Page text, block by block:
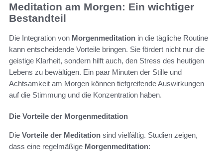
Meditation am Morgen: Ein wichtiger
Bestandteil
Die Integration von Morgenmeditation in die tägliche Routine
kann entscheidende Vorteile bringen. Sie fördert nicht nur die
geistige Klarheit, sondern hilft auch, den Stress des heutigen
Lebens zu bewältigen. Ein paar Minuten der Stille und
Achtsamkeit am Morgen können tiefgreifende Auswirkungen
auf die Stimmung und die Konzentration haben.
Die Vorteile der Morgenmeditation
Die Vorteile der Meditation sind vielfältig. Studien zeigen,
dass eine regelmäßige Morgenmeditation: